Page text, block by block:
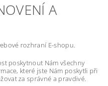
A
rozhraní E-shopu.
poskytnout Nám všechny
které jste Nám poskytli při
za správné a pravdivé.